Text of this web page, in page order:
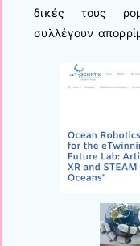
δικές τους
συλλέγουν